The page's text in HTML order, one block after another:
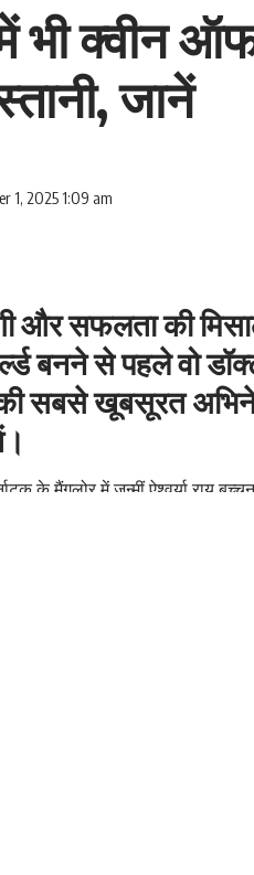
भी क्वीन
जानें
1, 2025 1:09 am
और सफलता की
बनने से पहले वो
सबसे खूबसूरत
के मैंगलोर में जन्मीं ऐश्वर्या राय